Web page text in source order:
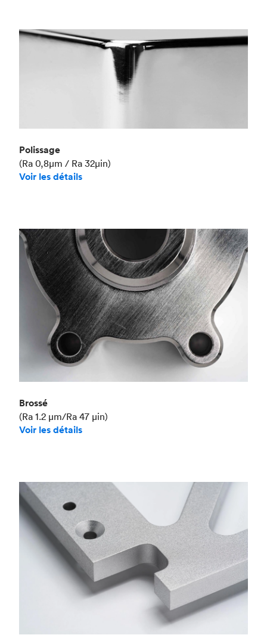
Polissage
(Ra 0,8μm / Ra 32μin)
Voir les détails
Brossé
(Ra 1.2 μm/Ra 47 μin)
Voir les détails